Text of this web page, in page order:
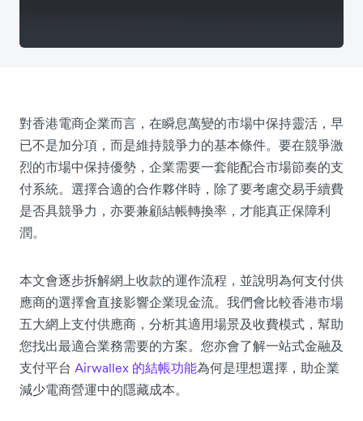
對香港電商企業而言，在瞬息萬變的市場中保持靈活，早
已不是加分項，而是維持競爭力的基本條件。要在競爭激
烈的市場中保持優勢，企業需要一套能配合市場節奏的支
付系統。選擇合適的合作夥伴時，除了要考慮交易手續費
是否具競爭力，亦要兼顧結帳轉換率，才能真正保障利
潤。
本文會逐步拆解網上收款的運作流程，並說明為何支付供
應商的選擇會直接影響企業現金流。我們會比較香港市場
五大網上支付供應商，分析其適用場景及收費模式，幫助
您找出最適合業務需要的方案。您亦會了解一站式金融及
支付平台 Airwallex 的結帳功能為何是理想選擇，助企業
減少電商營運中的隱藏成本。